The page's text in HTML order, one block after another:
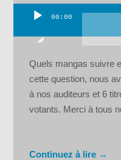
00:00
Quels mangas suivre
cette question, nous
à nos auditeurs et 6
votants. Merci à tous
Continuez à lire →